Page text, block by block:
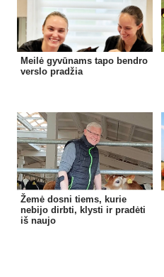
Meilė gyvūnams tapo bendro
verslo pradžia
Žemė dosni tiems, kurie
nebijo dirbti, klysti ir pradėti
iš naujo